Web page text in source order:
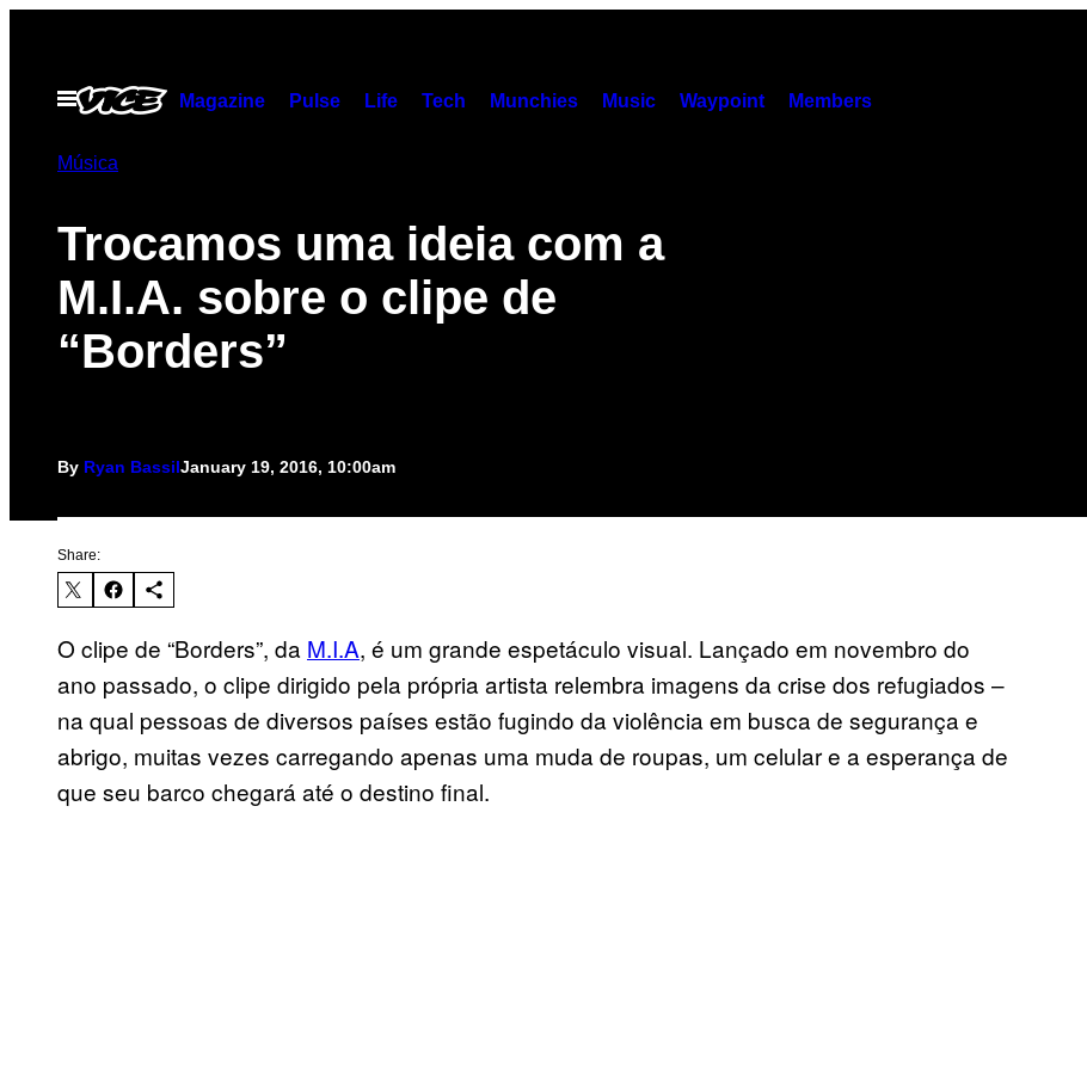
contentOpen
Menu
Magazine Pulse Life Tech Munchies Music Waypoint Members
Música
Trocamos uma ideia com a
M.I.A. sobre o clipe de
“Borders”
By Ryan BassilJanuary 19, 2016, 10:00am
Share:
O clipe de “Borders”, da M.I.A, é um grande espetáculo visual. Lançado em novembro do
ano passado, o clipe dirigido pela própria artista relembra imagens da crise dos refugiados –
na qual pessoas de diversos países estão fugindo da violência em busca de segurança e
abrigo, muitas vezes carregando apenas uma muda de roupas, um celular e a esperança de
que seu barco chegará até o destino final.